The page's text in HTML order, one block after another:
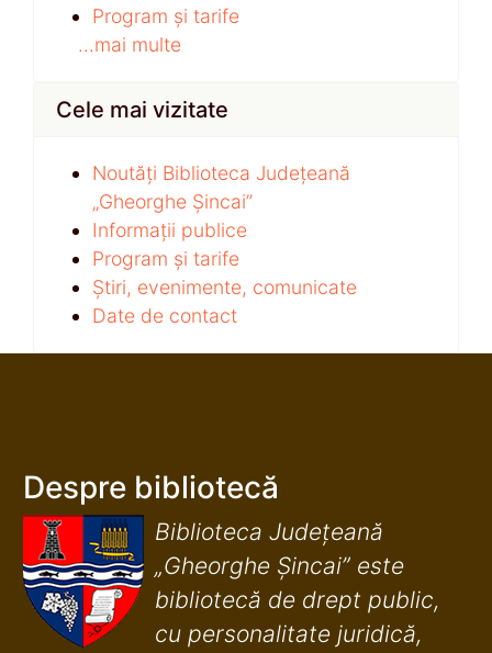
Program și tarife
...mai multe
Cele mai vizitate
Noutăți Biblioteca Județeană
„Gheorghe Șincai”
Informații publice
Program și tarife
Știri, evenimente, comunicate
Date de contact
Despre bibliotecă
Biblioteca Județeană
„Gheorghe Șincai” este
bibliotecă de drept public,
cu personalitate juridică,